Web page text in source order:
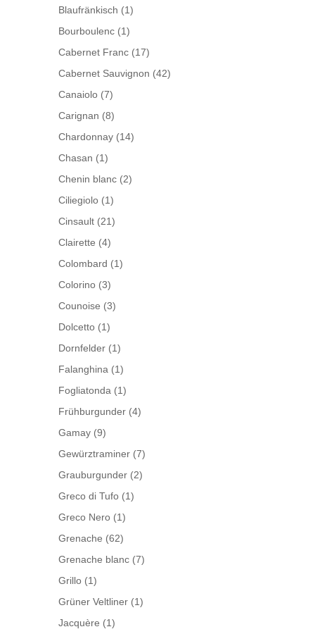
Blaufränkisch (1)
Bourboulenc (1)
Cabernet Franc (17)
Cabernet Sauvignon (42)
Canaiolo (7)
Carignan (8)
Chardonnay (14)
Chasan (1)
Chenin blanc (2)
Ciliegiolo (1)
Cinsault (21)
Clairette (4)
Colombard (1)
Colorino (3)
Counoise (3)
Dolcetto (1)
Dornfelder (1)
Falanghina (1)
Fogliatonda (1)
Frühburgunder (4)
Gamay (9)
Gewürztraminer (7)
Grauburgunder (2)
Greco di Tufo (1)
Greco Nero (1)
Grenache (62)
Grenache blanc (7)
Grillo (1)
Grüner Veltliner (1)
Jacquère (1)